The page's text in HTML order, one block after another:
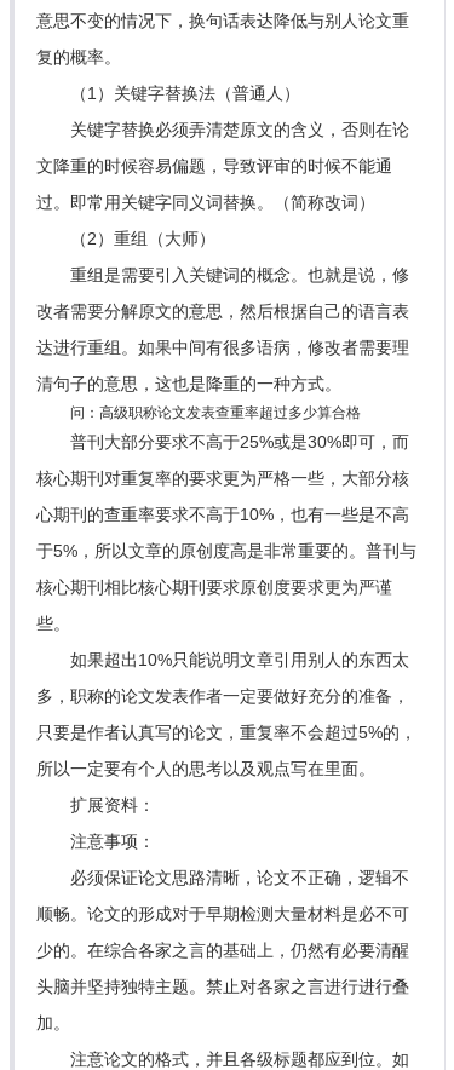
意思不变的情况下，换句话表达降低与别人论文重
复的概率。
（1）关键字替换法（普通人）
关键字替换必须弄清楚原文的含义，否则在论
文降重的时候容易偏题，导致评审的时候不能通
过。即常用关键字同义词替换。（简称改词）
（2）重组（大师）
重组是需要引入关键词的概念。也就是说，修
改者需要分解原文的意思，然后根据自己的语言表
达进行重组。如果中间有很多语病，修改者需要理
清句子的意思，这也是降重的一种方式。
问：高级职称论文发表查重率超过多少算合格
普刊大部分要求不高于25%或是30%即可，而
核心期刊对重复率的要求更为严格一些，大部分核
心期刊的查重率要求不高于10%，也有一些是不高
于5%，所以文章的原创度高是非常重要的。普刊与
核心期刊相比核心期刊要求原创度要求更为严谨
些。
如果超出10%只能说明文章引用别人的东西太
多，职称的论文发表作者一定要做好充分的准备，
只要是作者认真写的论文，重复率不会超过5%的，
所以一定要有个人的思考以及观点写在里面。
扩展资料：
注意事项：
必须保证论文思路清晰，论文不正确，逻辑不
顺畅。论文的形成对于早期检测大量材料是必不可
少的。在综合各家之言的基础上，仍然有必要清醒
头脑并坚持独特主题。禁止对各家之言进行进行叠
加。
注意论文的格式，并且各级标题都应到位。如